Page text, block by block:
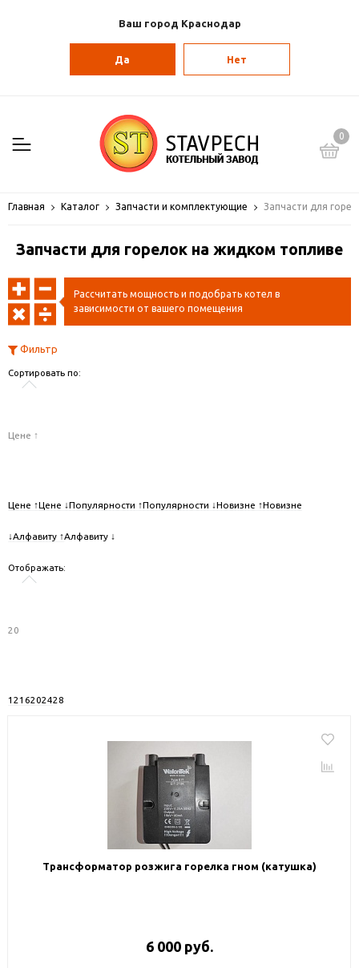
Ваш город Краснодар
Да Нет
0
Главная Каталог Запчасти и комплектующие Запчасти для
Запчасти для горелок на жидком топливе
Рассчитать мощность и подобрать котел в
зависимости от вашего помещения
Фильтр
Сортировать по:
Цене ↑
Цене ↑Цене ↓Популярности ↑Популярности ↓Новизне ↑Новизне
↓Алфавиту ↑Алфавиту ↓
Отображать:
20
12 16202428
Трансформатор розжига горелка гном (катушка)
6 000 руб.